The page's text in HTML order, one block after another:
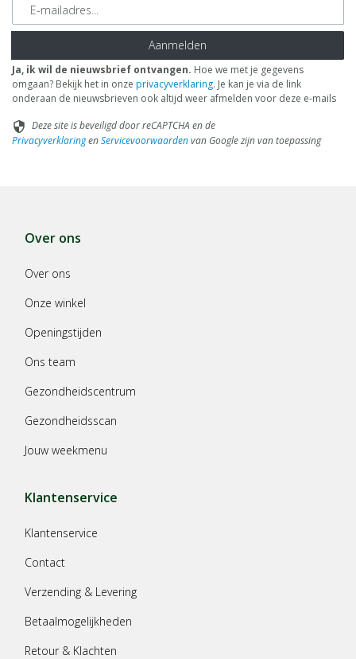
Aanmelden
Ja, ik wil de nieuwsbrief ontvangen. Hoe we met je gegevens
omgaan? Bekijk het in onze privacyverklaring. Je kan je via de link
onderaan de nieuwsbrieven ook altijd weer afmelden voor deze e-mails
security Deze site is beveiligd door reCAPTCHA en de
PrivacyverklaringenServicevoorwaardenvan Google zijn van toepassing
Over ons
Over ons
Onze winkel
Openingstijden
Ons team
Gezondheidscentrum
Gezondheidsscan
Jouw weekmenu
Klantenservice
Klantenservice
Contact
Verzending & Levering
Betaalmogelijkheden
Retour & Klachten